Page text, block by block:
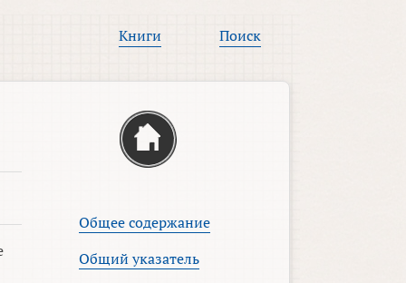
Книги Поиск
Общее содержание
Общий указатель